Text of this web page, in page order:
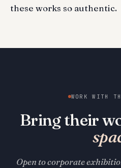
these works so authentic.
WORK WITH
Bring their
Open to corporate